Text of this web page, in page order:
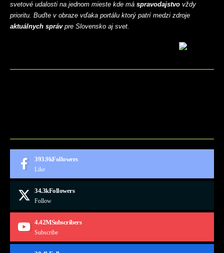
svetové udalosti na jednom mieste kde má spravodajstvo vždy
prioritu. Buďte v obraze vďaka portálu ktorý patrí medzi zdroje
aktuálnych správpre Slovensko aj svet.
393.9kFollowers
Like
34.3kFollowers
Follow
4.42MSubscribers
Subscribe